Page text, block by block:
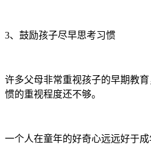
3、鼓励孩子尽早思考习惯
许多父母非常重视孩子的早期教
惯的重视程度还不够。
一个人在童年的好奇心远远好于